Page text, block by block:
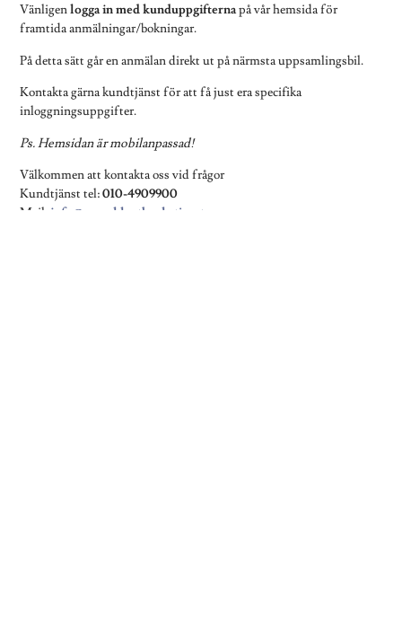
Vänligenlogga in med kunduppgifternapå vår hemsida för
framtida anmälningar/bokningar.
På detta sätt går en anmälan direkt ut på närmsta uppsamlingsbil.
Kontakta gärna kundtjänst för att få just era specifika
inloggningsuppgifter.
Ps. Hemsidan är mobilanpassad!
Välkommen att kontakta oss vid frågor
Kundtjänst tel:010-4909900
Mail: info@svensklantbrukstjanst.se